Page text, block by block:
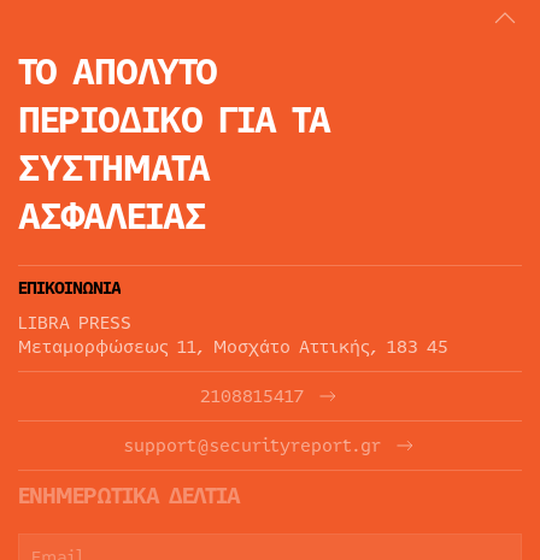
ΤΟ ΑΠΟΛΥΤΟ
ΠΕΡΙΟΔΙΚΟ ΓΙΑ ΤΑ
ΣΥΣΤΗΜΑΤΑ
ΑΣΦΑΛΕΙΑΣ
ΕΠΙΚΟΙΝΩΝΙΑ
LIBRA PRESS
Μεταμορφώσεως 11, Μοσχάτο Αττικής, 183 45
2108815417
support@securityreport.gr
ΕΝΗΜΕΡΩΤΙΚΑ ΔΕΛΤΙΑ